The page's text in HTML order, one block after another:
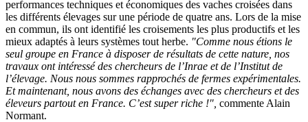
performances techniques et économiques des vaches croisées dans
les différents élevages sur une période de quatre ans. Lors de la mise
en commun, ils ont identifié les croisements les plus productifs et les
mieux adaptés à leurs systèmes tout herbe. "Comme nous étions le
seul groupe en France à disposer de résultats de cette nature, nos
travaux ont intéressé des chercheurs de l’Inrae et de l’Institut de
l’élevage. Nous nous sommes rapprochés de fermes expérimentales.
Et maintenant, nous avons des échanges avec des chercheurs et des
éleveurs partout en France. C’est super riche !", commente Alain
Normant.